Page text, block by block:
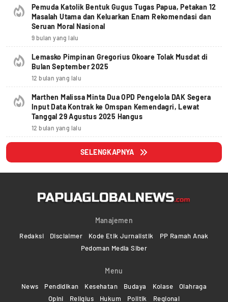
Pemuda Katolik Bentuk Gugus Tugas Papua, Petakan 12
Masalah Utama dan Keluarkan Enam Rekomendasi dan
Seruan Moral Nasional
9 bulan yang lalu
Lemasko Pimpinan Gregorius Okoare Tolak Musdat di
Bulan September 2025
12 bulan yang lalu
Marthen Malissa Minta Dua OPD Pengelola DAK Segera
Input Data Kontrak ke Omspan Kemendagri, Lewat
Tanggal 29 Agustus 2025 Hangus
12 bulan yang lalu
SELENGKAPNYA
Manajemen
Redaksi Disclaimer Kode Etik Jurnalistik
PP Ramah Anak
Pedoman Media Siber
Menu
News Pendidikan Kesehatan Budaya Kolase
Olahraga
Opini
Religius Hukum Politik Regional